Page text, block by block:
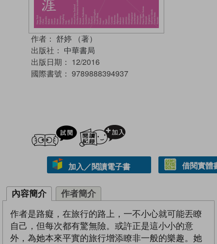
作者： 舒婷 （著）
出版社： 中華書局
出版日期： 12/2016
國際書號： 9789888394937
試閲
加入／閱讀電子書 借閱實體
內容簡介 作者簡介
作者是路癡，在旅行的路上，一不小心就可能丟瞭
自己，但每次都有驚無險。或許正是這小小的意
外，為她本來平實的旅行增添瞭非一般的樂趣。她